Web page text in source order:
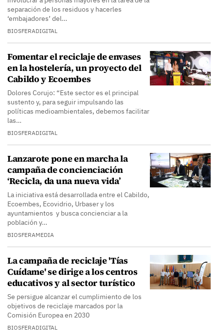
separación de los residuos y hacerles
‘embajadores’ del…
BIOSFERADIGITAL
Fomentar el reciclaje de envases
en la hostelería, un proyecto del
Cabildo y Ecoembes
Dolores Corujo: “Este sector es el principal
sustento y, para seguir impulsando las
políticas medioambientales, debemos facilitar
las…
BIOSFERADIGITAL
Lanzarote pone en marcha la
campaña de concienciación
‘Recicla, da una nueva vida’
La iniciativa está desarrollada entre el Cabildo,
Ecoembes, Ecovidrio, Urbaser y los
ayuntamientos y busca concienciar a la
población y…
BIOSFERAMEDIA
La campaña de reciclaje 'Tías
Cuídame' se dirige a los centros
educativos y al sector turístico
Se persigue alcanzar el cumplimiento de los
objetivos de reciclaje marcados por la
Comisión Europea en 2030
BIOSFERADIGITAL